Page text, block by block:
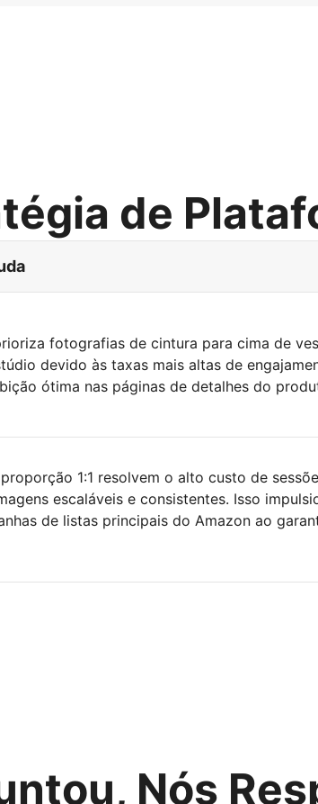
de
fotografias de cintura para cima de
devido às taxas mais altas de
ótima nas páginas de detalhes do
1:1 resolvem o alto custo de
escaláveis e consistentes. Isso
de listas principais do Amazon ao
Nós